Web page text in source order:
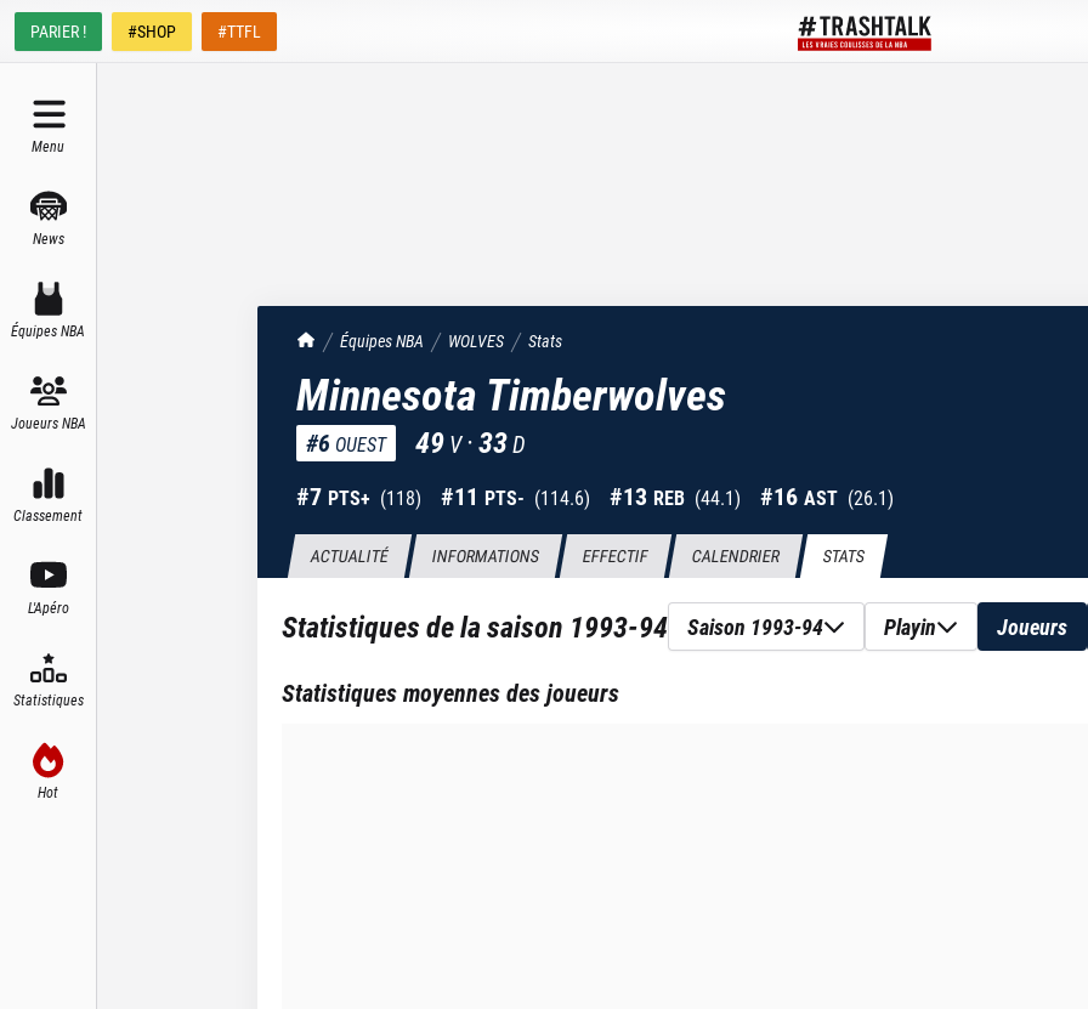
PARIER ! #SHOP #TTFL
Menu
News
Équipes NBA
Joueurs NBA
Classement
L'Apéro
Statistiques
Hot
TrashTalk Actu NBA
Équipes NBA WOLVES Stats
Minnesota Timberwolves
#6 OUEST 49 V ·33D
#7 PTS+ (118) #11 PTS- (114.6) #13 REB (44.1) #16 AST (26.1)
ACTUALITÉ INFORMATIONS EFFECTIF CALENDRIER STATS
Statistiques de la saison 1993-94 Saison 1993-94 Playin Joueurs
Statistiques moyennes des joueurs